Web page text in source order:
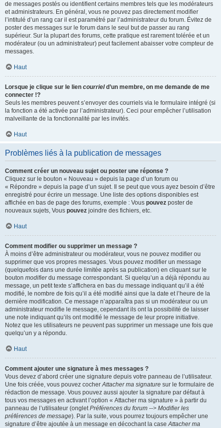
de messages postés ou identifient certains membres tels que les modérateurs
et administrateurs. En général, vous ne pouvez pas directement modifier
l’intitulé d’un rang car il est paramétré par l’administrateur du forum. Évitez de
poster des messages sur le forum dans le seul but de passer au rang
supérieur. Sur la plupart des forums, cette pratique est rarement tolérée et un
modérateur (ou un administrateur) peut facilement abaisser votre compteur de
messages.
Haut
Lorsque je clique sur le lien courrield’un membre, on me demande de me
connecter !?
Seuls les membres peuvent s’envoyer des courriels via le formulaire intégré (si
la fonction a été activée par l’administrateur). Ceci pour empêcher l’utilisation
malveillante de la fonctionnalité par les invités.
Haut
Problèmes liés à la publication de messages
Comment créer un nouveau sujet ou poster une réponse ?
Cliquez sur le bouton « Nouveau » depuis la page d’un forum ou
« Répondre » depuis la page d’un sujet. Il se peut que vous ayez besoin d’être
enregistré pour écrire un message. Une liste des options disponibles est
affichée en bas de page des forums, exemple : Vous pouvez poster de
nouveaux sujets, Vous pouvez joindre des fichiers, etc.
Haut
Comment modifier ou supprimer un message ?
À moins d’être administrateur ou modérateur, vous ne pouvez modifier ou
supprimer que vos propres messages. Vous pouvez modifier un message
(quelquefois dans une durée limitée après sa publication) en cliquant sur le
bouton modifierdu message correspondant. Si quelqu’un a déjà répondu au
message, un petit texte s’affichera en bas du message indiquant qu’il a été
modifié, le nombre de fois qu’il a été modifié ainsi que la date et l’heure de la
dernière modification. Ce message n’apparaîtra pas si un modérateur ou un
administrateur modifie le message, cependant ils ont la possibilité de laisser
une note indiquant qu’ils ont modifié le message de leur propre initiative.
Notez que les utilisateurs ne peuvent pas supprimer un message une fois que
quelqu’un y a répondu.
Haut
Comment ajouter une signature à mes messages ?
Vous devez d’abord créer une signature depuis votre panneau de l’utilisateur.
Une fois créée, vous pouvez cocherAttacher ma signature sur le formulaire de
rédaction de message. Vous pouvez aussi ajouter la signature par défaut à
tous vos messages en activant l’option « Attacher ma signature » à partir du
panneau de l’utilisateur (ongletPréférences du forum --> Modifier les
préférences de message). Par la suite, vous pourrez toujours empêcher une
signature d’être ajoutée à un message en décochant la caseAttacher ma